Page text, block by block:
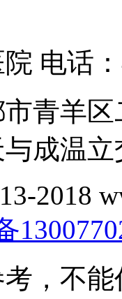
电话
青羊
与成温
2018
，不